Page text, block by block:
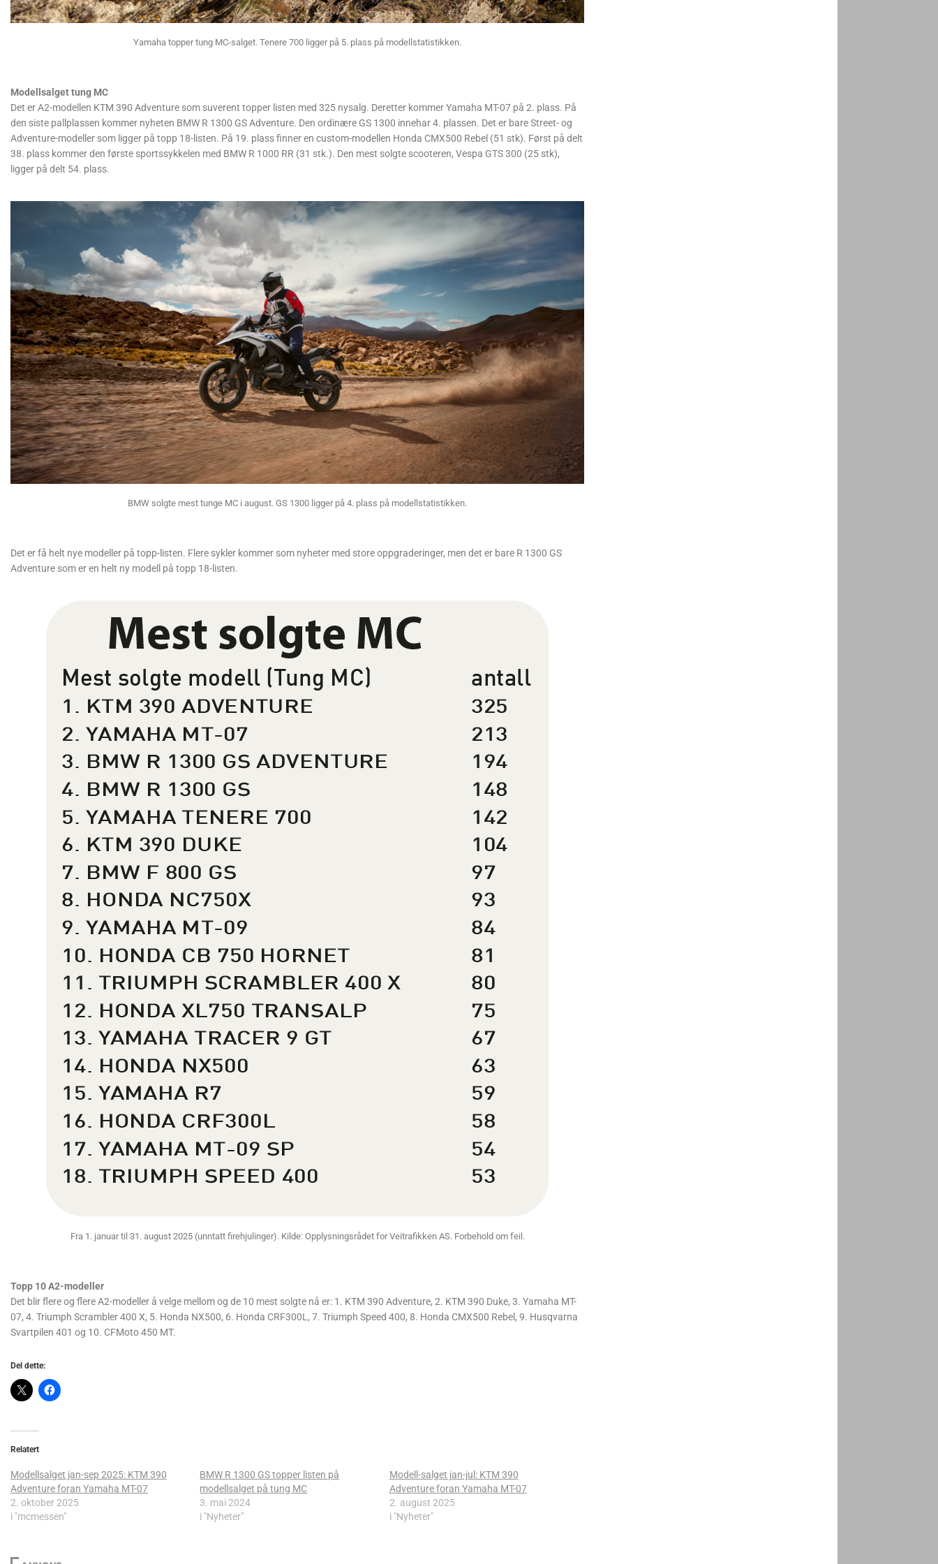
Yamaha topper tung MC-salget. Tenere 700 ligger på 5. plass på modellstatistikken.
Modellsalget tung MC
Det er A2-modellen KTM 390 Adventure som suverent topper listen med 325 nysalg. Deretter kommer Yamaha MT-07 på 2. plass. På
den siste pallplassen kommer nyheten BMW R 1300 GS Adventure. Den ordinære GS 1300 innehar 4. plassen. Det er bare Street- og
Adventure-modeller som ligger på topp 18-listen. På 19. plass finner en custom-modellen Honda CMX500 Rebel (51 stk). Først på delt
38. plass kommer den første sportssykkelen med BMW R 1000 RR (31 stk.). Den mest solgte scooteren, Vespa GTS 300 (25 stk),
ligger på delt 54. plass.
BMW solgte mest tunge MC i august. GS 1300 ligger på 4. plass på modellstatistikken.
Det er få helt nye modeller på topp-listen. Flere sykler kommer som nyheter med store oppgraderinger, men det er bare R 1300 GS
Adventure som er en helt ny modell på topp 18-listen.
Fra 1. januar til 31. august 2025 (unntatt firehjulinger). Kilde: Opplysningsrådet for Veitrafikken AS. Forbehold om feil.
Topp 10 A2-modeller
Det blir flere og flere A2-modeller å velge mellom og de 10 mest solgte nå er: 1. KTM 390 Adventure, 2. KTM 390 Duke, 3. Yamaha MT-
07, 4. Triumph Scrambler 400 X, 5. Honda NX500, 6. Honda CRF300L, 7. Triumph Speed 400, 8. Honda CMX500 Rebel, 9. Husqvarna
Svartpilen 401 og 10. CFMoto 450 MT.
Del dette:
Relatert
Modellsalget jan-sep 2025: KTM 390
Adventure foran Yamaha MT-07
2. oktober 2025
i "mcmessen"
BMW R 1300 GS topper listen på
modellsalget på tung MC
3. mai 2024
i "Nyheter"
Modell-salget jan-jul: KTM 390
Adventure foran Yamaha MT-07
2. august 2025
i "Nyheter"